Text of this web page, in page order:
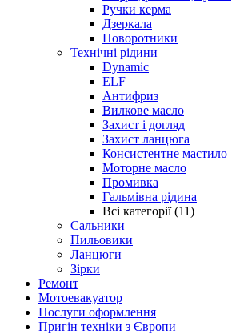
Ручки керма
Дзеркала
Поворотники
Технічні рідини
Dynamic
ELF
Антифриз
Вилкове масло
Захист і догляд
Захист ланцюга
Консистентне мастило
Моторне масло
Промивка
Гальмівна рідина
Всі категорії (11)
Сальники
Пильовики
Ланцюги
Зірки
Ремонт
Мотоевакуатор
Послуги оформлення
Пригін техніки з Європи